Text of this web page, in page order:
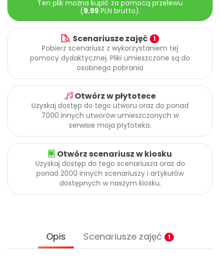
Archiwalne numery
Pomoc
Ten plik można kupić za pomocą przelewu
(9.99PLN brutto).
Scenariusze zajęć 1
Pobierz scenariusz z wykorzystaniem tej
pomocy dydaktycznej. Pliki umieszczone są do
osobnego pobrania
Otwórz w płytotece
Uzyskaj dostęp do tego utworu oraz do ponad
7000 innych utworów umieszczonych w
serwisie moja płytoteka.
Otwórz scenariusz w kiosku
Uzyskaj dostęp do tego scenariusza oraz do
ponad 2000 innych scenariuszy i artykułów
dostępnych w naszym kiosku.
Opis Scenariusze zajęć 1